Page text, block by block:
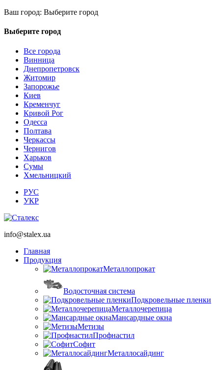
Ваш город: Выберите город
Выберите город
Все города
Винница
Днепропетровск
Житомир
Запорожье
Киев
Кременчуг
Кривой Рог
Одесса
Полтава
Черкассы
Чернигов
Харьков
Сумы
Хмельницкий
РУС
УКР
info@stalex.ua
Главная
Продукция
Металлопрокат
Водосточная система
Подкровельные пленки
Металлочерепица
Мансардные окна
Метизы
Профнастил
Софит
Металлосайдинг